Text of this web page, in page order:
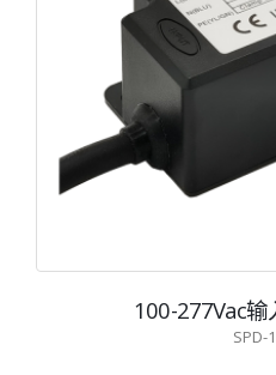
100-277Vac
SPD-